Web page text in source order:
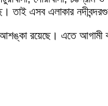
তাই এসব এলাকার
রয়েছে। এতে আগামী